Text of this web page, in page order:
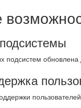
подсистем